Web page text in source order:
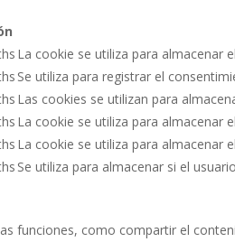
La cookie se utiliza para almacenar
Se utiliza para registrar el
Las cookies se utilizan para
La cookie se utiliza para almacenar
La cookie se utiliza para almacenar
Se utiliza para almacenar si el
funciones, como compartir el